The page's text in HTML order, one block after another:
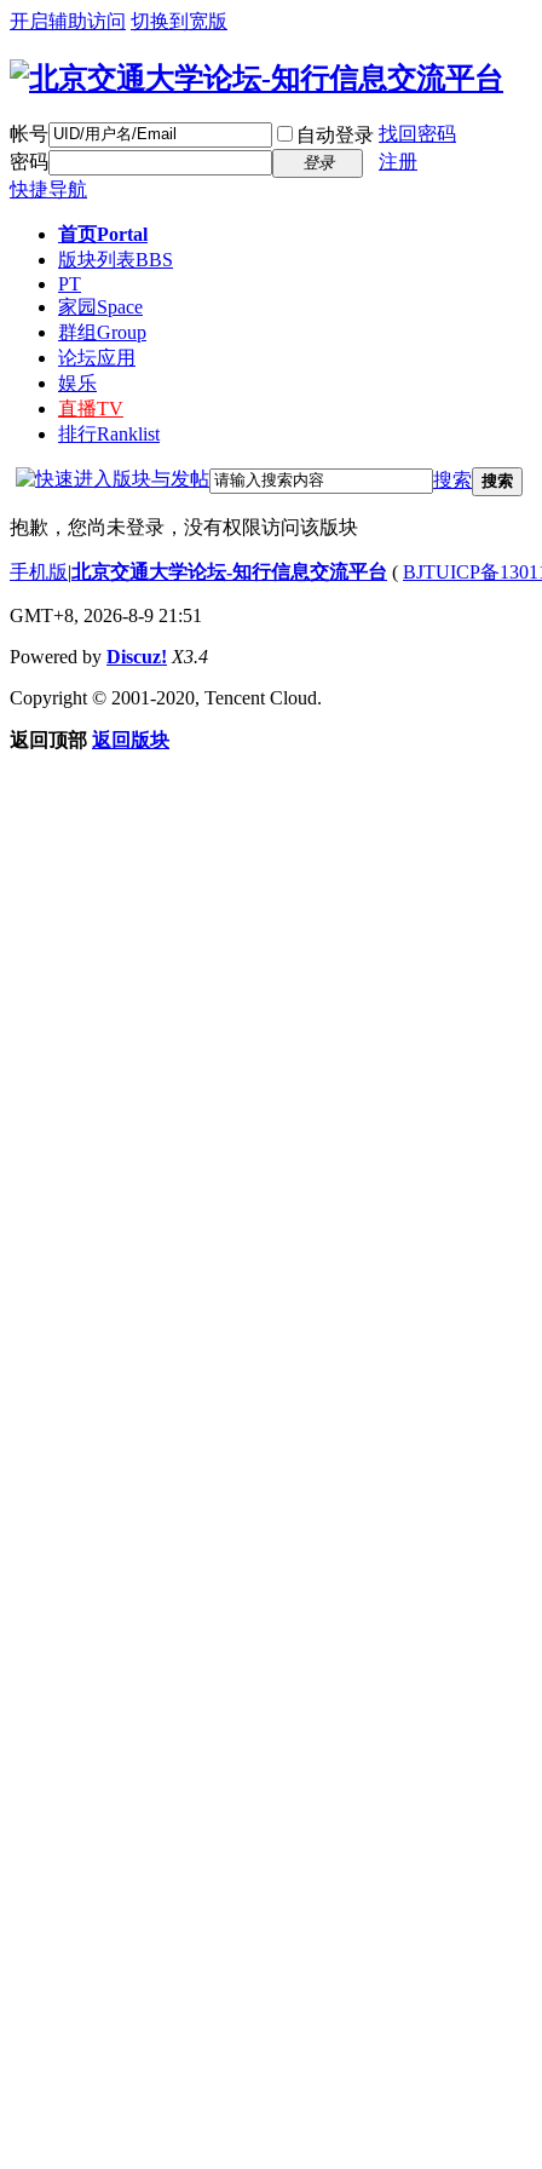
开启辅助访问 切换到宽版
帐号 自动登录 找回密码
密码
登录
注册
快捷导航
首页Portal
版块列表BBS
PT
家园 Space
群组Group
论坛应用
娱乐
直播TV
排行Ranklist
搜索 搜索
抱歉，您尚未登录，没有权限访问该版块
手机版|北京交通大学论坛-知行信息交流平台 ( BJTUICP备
GMT+8, 2026-8-9 21:51
Powered by Discuz! X3.4
Copyright © 2001-2020, Tencent Cloud.
返回顶部 返回版块